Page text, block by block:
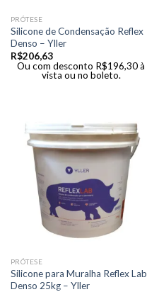
PRÓTESE
Silicone de Condensação Reflex
Denso – Yller
R$206,63
Ou com desconto R$196,30à
vista ou no boleto.
PRÓTESE
Silicone para Muralha Reflex Lab
Denso 25kg – Yller